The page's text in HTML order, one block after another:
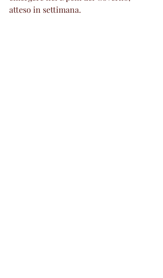
atteso in settimana.